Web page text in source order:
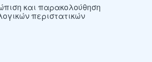
και παρακολούθηση
περιστατικών